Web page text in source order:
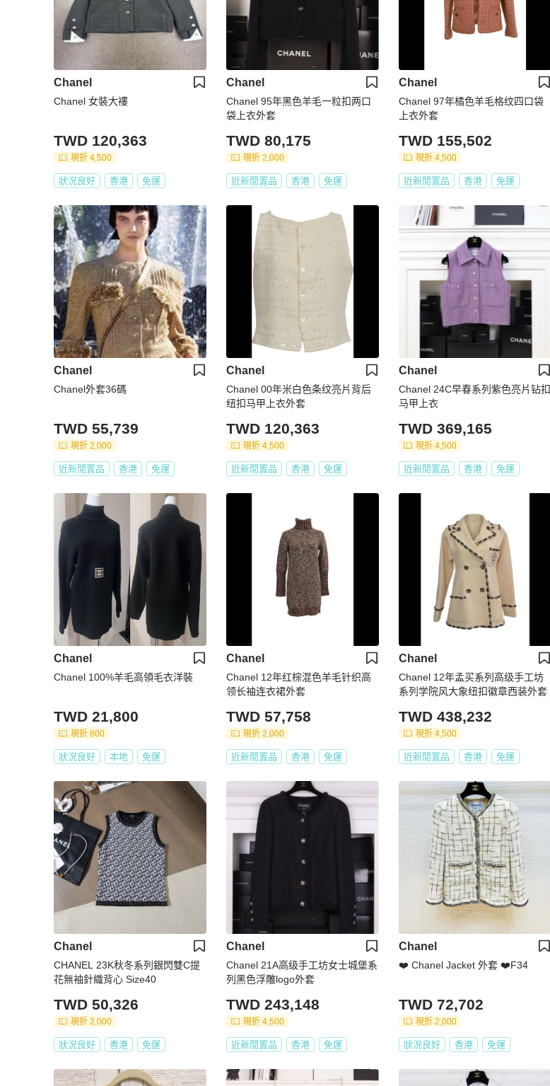
Chanel
Chanel 女裝大褸
TWD 120,363
現折 4,500
狀況良好 香港 免運
Chanel
Chanel 95年黑色羊毛一粒扣两口
袋上衣外套
TWD 80,175
現折 2,000
近新閒置品 香港 免運
Chanel
Chanel 97年橘色羊毛格纹四口袋
上衣外套
TWD 155,502
現折 4,500
近新閒置品 香港 免運
Chanel
Chanel外套36碼
TWD 55,739
現折 2,000
近新閒置品 香港 免運
Chanel
Chanel 00年米白色条纹亮片背后
纽扣马甲上衣外套
TWD 120,363
現折 4,500
近新閒置品 香港 免運
Chanel
Chanel 24C早春系列紫色亮片钻扣
马甲上衣
TWD 369,165
現折 4,500
近新閒置品 香港 免運
Chanel
Chanel 100%羊毛高領毛衣洋裝
TWD 21,800
現折 800
狀況良好 本地 免運
Chanel
Chanel 12年红棕混色羊毛针织高
领长袖连衣裙外套
TWD 57,758
現折 2,000
近新閒置品 香港 免運
Chanel
Chanel 12年孟买系列高级手工坊
系列学院风大象纽扣徽章西装外套
TWD 438,232
現折 4,500
近新閒置品 香港 免運
Chanel
CHANEL 23K秋冬系列銀閃雙C提
花無袖針織背心 Size40
TWD 50,326
現折 2,000
狀況良好 香港 免運
Chanel
Chanel 21A高级手工坊女士城堡系
列黑色浮雕logo外套
TWD 243,148
現折 4,500
近新閒置品 香港 免運
Chanel
❤️ Chanel Jacket 外套 ❤️F34
TWD 72,702
現折 2,000
狀況良好 香港 免運